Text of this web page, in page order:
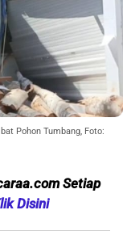
Pohon Tumbang, Foto:
Setiap
Disini